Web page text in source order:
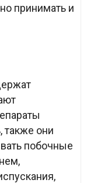
принимать и
также они
побочные